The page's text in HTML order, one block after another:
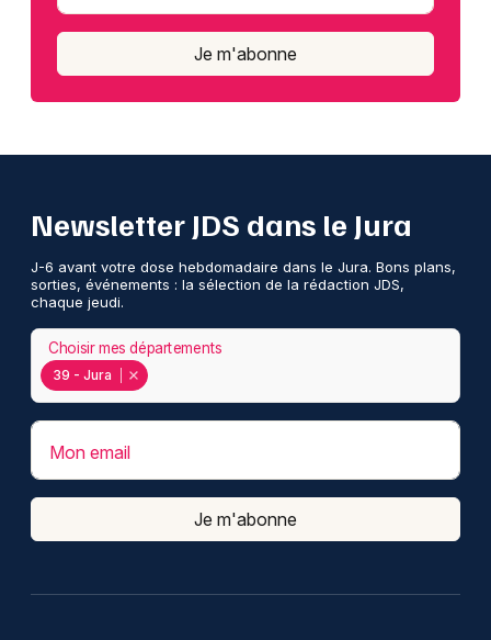
Je m'abonne
Newsletter JDS dans le Jura
J-6 avant votre dose hebdomadaire dans le Jura. Bons plans,
sorties, événements : la sélection de la rédaction JDS,
chaque jeudi.
39 - Jura
Choisir mes départements
Mon email
Je m'abonne